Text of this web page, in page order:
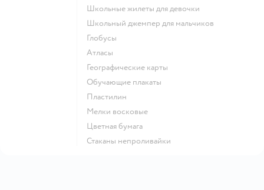
Школьные жилеты для девочки
Школьный джемпер для мальчиков
Глобусы
Атласы
Географические карты
Обучающие плакаты
Пластилин
Мелки восковые
Цветная бумага
Стаканы непроливайки